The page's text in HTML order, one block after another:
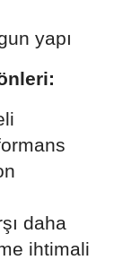
yapı
daha
ihtimali